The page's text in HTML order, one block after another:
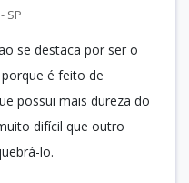
SP
se destaca por ser o
é feito de
possui mais dureza do
difícil que outro
lo.